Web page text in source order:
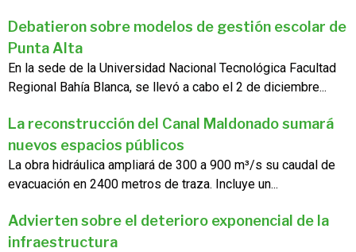
Debatieron sobre modelos de gestión escolar de
Punta Alta
En la sede de la Universidad Nacional Tecnológica Facultad
Regional Bahía Blanca, se llevó a cabo el 2 de diciembre...
La reconstrucción del Canal Maldonado sumará
nuevos espacios públicos
La obra hidráulica ampliará de 300 a 900 m³/s su caudal de
evacuación en 2400 metros de traza. Incluye un...
Advierten sobre el deterioro exponencial de la
infraestructura